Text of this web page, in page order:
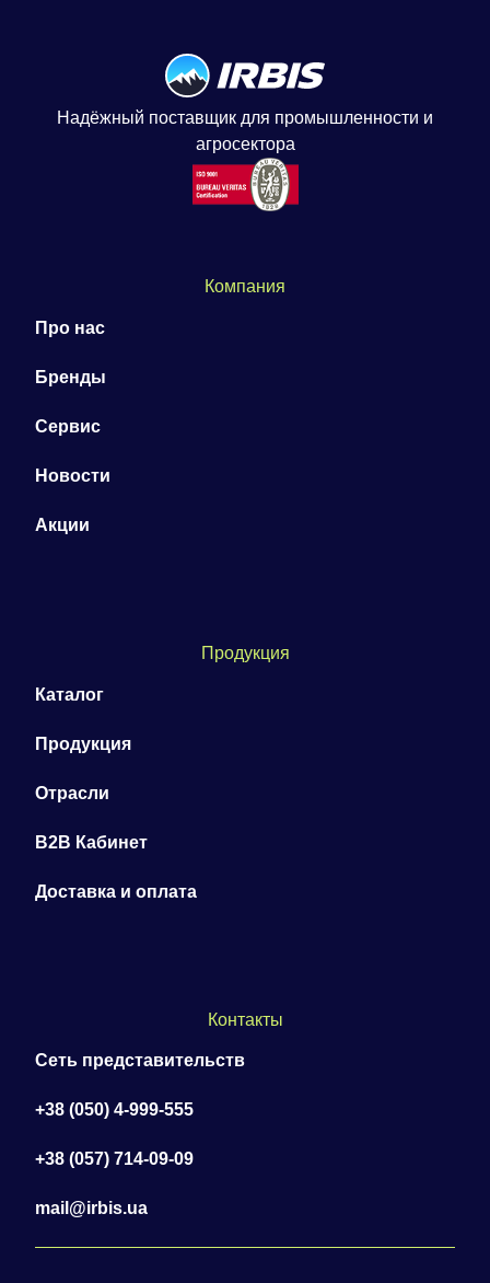
Надёжный поставщик для промышленности и
агросектора
Компания
Про нас
Бренды
Сервис
Новости
Акции
Продукция
Каталог
Продукция
Отрасли
B2B Кабинет
Доставка и оплата
Контакты
Сеть представительств
+38 (050) 4-999-555
+38 (057) 714-09-09
mail@irbis.ua